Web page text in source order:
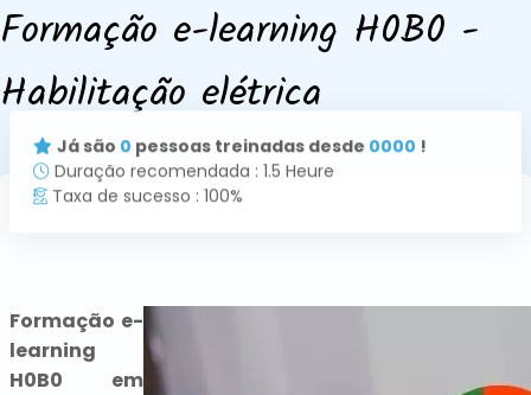
Formação e-learning H0B0 -
Habilitação elétrica
Já são 0 pessoas treinadas desde 0000 !
Duração recomendada : 1.5 Heure
Taxa de sucesso : 100%
Formação e-
learning
H0B0 em